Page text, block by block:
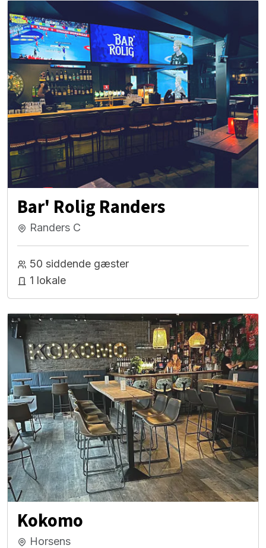
Bar' Rolig Randers
Randers C
50 siddende gæster
1 lokale
Kokomo
Horsens